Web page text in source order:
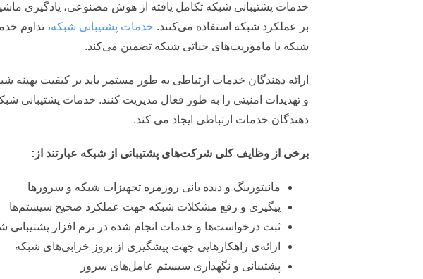
خدمات پشتیبانی شبکه تکامل یافته از هوش مصنوعی، یادگیری
بر عملکرد شبکه استفاده می‌کنند. خدمات پشتیبانی شبکه، تداوم
شبکه یا ماموریت‌های حیاتی شبکه تضمین می‌کند.
ارائه دهندگان خدمات ارتباطی به طور مستمر باید بر کیفیت بهینه
و تهدیدات امنیتی را به طور فعال مدیریت کنند. خدمات پشتیبانی
دهندگان خدمات ارتباطی ایجاد می کند.
برخی از وظایف کلی شرکت‌های پشتیبانی از شبکه عبارتند از :
مانیتورینگ و دیده بانی روزمره تجهیزات شبکه و سرورها
پیگیری و رفع مشکلات شبکه جهت عملکرد صحیح سیستم‌ها
ثبت درخواست‌ها و خدمات انجام شده در نرم افزار پشتیبانی
ارائه‌ی راهکارهایی جهت پیشگیری از بروز خرابی‌های شبکه
پشتیبانی و نگهداری سیستم عامل‌های سرور